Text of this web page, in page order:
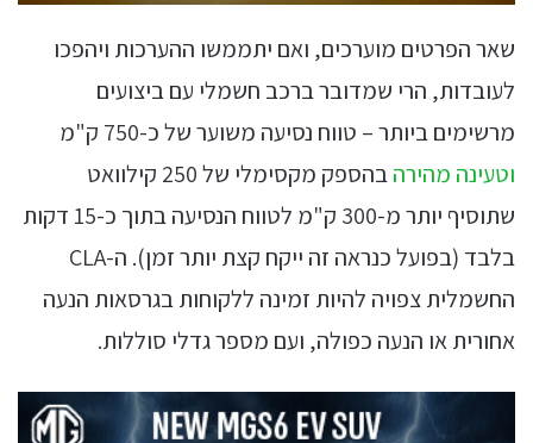
שאר הפרטים מוערכים, ואם יתממשו ההערכות ויהפכו
לעובדות, הרי שמדובר ברכב חשמלי עם ביצועים
מרשימים ביותר – טווח נסיעה משוער של כ-750 ק"מ
וטעינה מהירה
בהספק מקסימלי של 250 קילוואט
שתוסיף יותר מ-300 ק"מ לטווח הנסיעה בתוך כ-15 דקות
בלבד (בפועל כנראה זה ייקח קצת יותר זמן). ה-CLA
החשמלית צפויה להיות זמינה ללקוחות בגרסאות הנעה
אחורית או הנעה כפולה, ועם מספר גדלי סוללות.